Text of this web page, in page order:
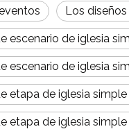
Los
escenario de iglesia
escenario de iglesia
etapa de iglesia
etapa de iglesia